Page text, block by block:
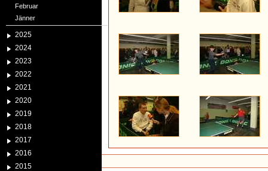
Februar
Jänner
2025
2024
2023
2022
2021
2020
2019
2018
2017
2016
2015